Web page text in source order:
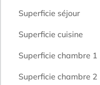
Superficie séjour
Superficie cuisine
Superficie chambre 1
Superficie chambre 2